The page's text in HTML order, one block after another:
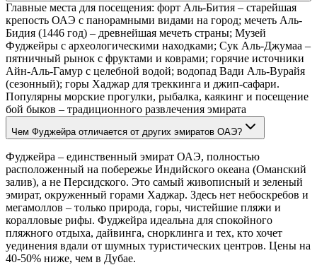
Главные места для посещения: форт Аль-Бития – старейшая
крепость ОАЭ с панорамными видами на город; мечеть Аль-
Бидия (1446 год) – древнейшая мечеть страны; Музей
Фуджейры с археологическими находками; Сук Аль-Джумаа –
пятничный рынок с фруктами и коврами; горячие источники
Айн-Аль-Гамур с целебной водой; водопад Вади Аль-Вурайя
(сезонный); горы Хаджар для треккинга и джип-сафари.
Популярны морские прогулки, рыбалка, каякинг и посещение
бой быков – традиционного развлечения эмирата
Чем Фуджейра отличается от других эмиратов ОАЭ?
Фуджейра – единственный эмират ОАЭ, полностью
расположенный на побережье Индийского океана (Оманский
залив), а не Персидского. Это самый живописный и зеленый
эмират, окруженный горами Хаджар. Здесь нет небоскребов и
мегамоллов – только природа, горы, чистейшие пляжи и
коралловые рифы. Фуджейра идеальна для спокойного
пляжного отдыха, дайвинга, снорклинга и тех, кто хочет
уединения вдали от шумных туристических центров. Цены на
40-50% ниже, чем в Дубае.